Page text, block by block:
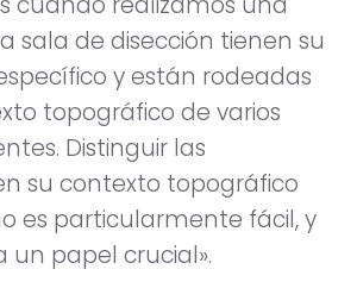
sala de disección tienen su
y están rodeadas
topográfico de varios
Distinguir las
su contexto topográfico
es particularmente fácil, y
un papel crucial».